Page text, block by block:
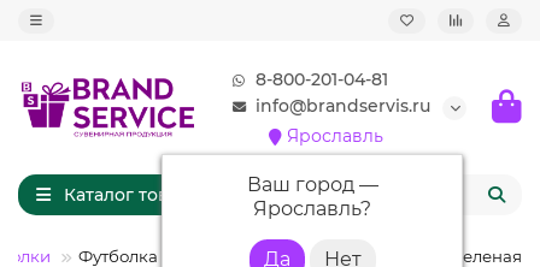
8-800-201-04-81
info@brandservis.ru
Ярославль
Ваш город —
Ярославль?
Каталог товаров
Футболка женская Imperial Women 190, ярко-зеленая